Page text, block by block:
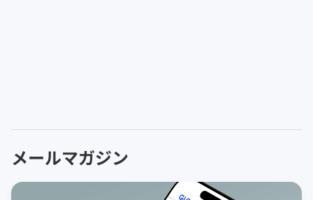
メールマガジン